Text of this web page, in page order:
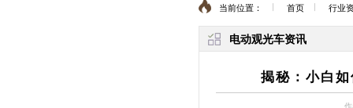
当前位置： 首页 行业
电动观光车资讯
揭秘：小白